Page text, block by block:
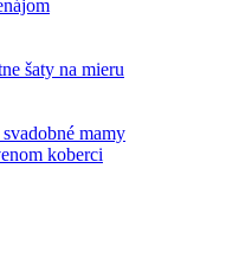
šaty na mieru
mamy
koberci